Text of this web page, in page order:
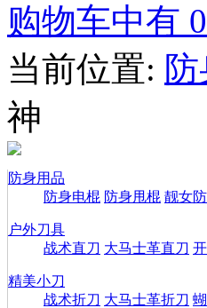
购物车中有
当前位置:
神
防身用品
防身电棍 防身甩棍 靓女
户外刀具
战术直刀 大马士革直刀
精美小刀
战术折刀 大马士革折刀